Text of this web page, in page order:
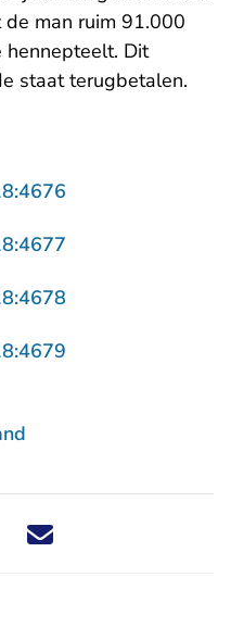
man ruim 91.000
hennepteelt. Dit
staat terugbetalen.
dit nieuwsbericht via X -
Deel dit nieuwsbericht via
Deel dit nieuwsbericht
Deel dit